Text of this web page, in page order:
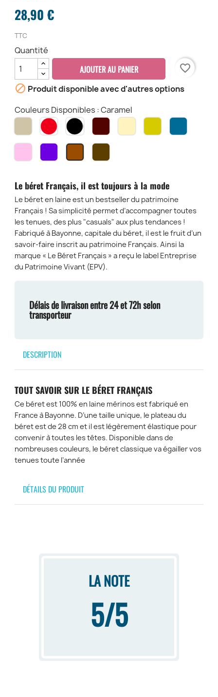
28,90 €
TTC
Quantité
AJOUTER AU PANIER favorite_border
 Produit disponible avec d'autres options
Couleurs Disponibles : Caramel
Taupe Rouge Noir BordeauxEcru MoutardeOutre-
Mer
Rose
Pâle
Violet CaramelMarron
Chiné
Le béret Français, il est toujours à la mode
Le béret en laine est un bestseller du patrimoine
Français ! Sa simplicité permet d’accompagner toutes
les tenues, des plus "casuals" aux plus tendances !
Fabriqué à Bayonne, capitale du béret, il est le fruit d’un
savoir-faire inscrit au patrimoine Français. Ainsi la
marque « Le Béret Français » a reçu le label Entreprise
du Patrimoine Vivant (EPV).
Délais de livraison entre 24 et 72h selon
transporteur
DESCRIPTION
TOUT SAVOIR SUR LE BÉRET FRANÇAIS
Ce béret est 100% en laine mérinos est fabriqué en
France à Bayonne. D’une taille unique, le plateau du
béret est de 28 cm et il est légèrement élastique pour
convenir à toutes les têtes. Disponible dans de
nombreuses couleurs, le béret classique va égailler vos
tenues toute l’année
DÉTAILS DU PRODUIT
LA NOTE
5/5